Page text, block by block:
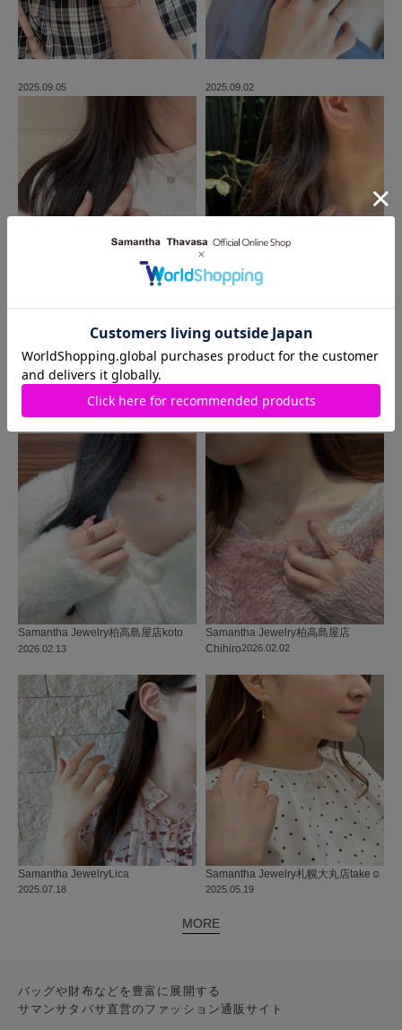
2025.09.05 2025.09.02
MORE
同じ商品を使ったコーディネート
2026.02.13
Samantha Jewelry柏高島屋店koto
2026.02.02
Samantha Jewelry柏高島屋店
Chihiro
2025.07.18
Samantha JewelryLica
2025.05.19
Samantha Jewelry札幌大丸店take☺︎
MORE
バッグや財布などを豊富に展開する
サマンサタバサ直営のファッション通販サイト